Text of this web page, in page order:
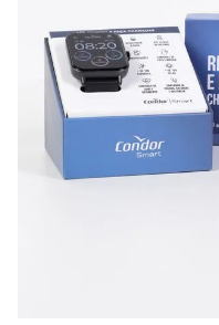
UN
Mormaii
Casio
Gang
Preto
Rose
Vermelho
Estilo